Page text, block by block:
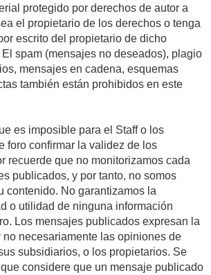
protegido por derechos de autor a
el propietario de los derechos o tenga
escrito del propietario de dicho
spam (mensajes no deseados), plagio
mensajes en cadena, esquemas
también están prohibidos en este
es imposible para el Staff o los
foro confirmar la validez de los
recuerde que no monitorizamos cada
publicados, y por tanto, no somos
contenido. No garantizamos la
o utilidad de ninguna información
Los mensajes publicados expresan la
no necesariamente las opiniones de
subsidiarios, o los propietarios. Se
considere que un mensaje publicado